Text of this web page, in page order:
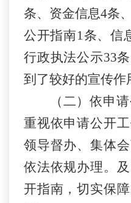
条、资金信息4条
公开指南1条、信
行政执法公示33
到了较好的宣传作
（二）依申
重视依申请公开
领导督办、集体
依法依规办理。
开指南，切实保